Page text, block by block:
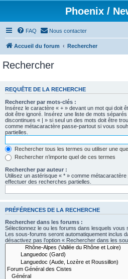
Phoenix /
FAQ Nous contacter
Accueil du forum Rechercher
Rechercher
REQUÊTE DE LA RECHERCHE
Rechercher par mots-clés :
Insérez le caractère « + » devant un mot qui doit
doit être ignoré. Insérez une liste de mots
discontinues « | » si seul un des mots doit être
comme métacaractère passe-partout si vous
partielles.
Rechercher tous les termes ou utiliser une
Rechercher n’importe quel de ces termes
Rechercher par auteur :
Utilisez un astérisque « * » comme
effectuer des recherches partielles.
PRÉFÉRENCES DE LA RECHERCHE
Rechercher dans les forums :
Sélectionnez le ou les forums dans lesquels vous
Les sous-forums seront automatiquement inclus
désactivez pas l’option « Rechercher dans les